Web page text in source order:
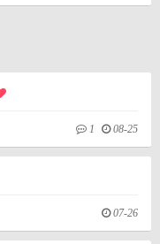
1 08-25
07-26